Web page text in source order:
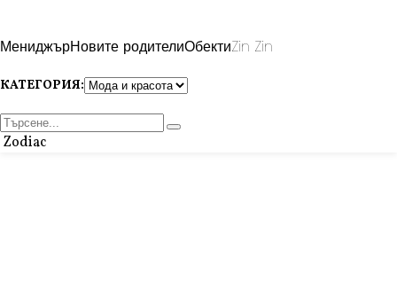
МениджърНовите родителиОбектиZin Zin
КАТЕГОРИЯ:
Zodiac